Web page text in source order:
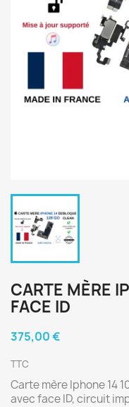
CARTE MÈRE
FACE ID
375,00 €
TTC
Carte mère Iphone 14
avec face ID, circuit